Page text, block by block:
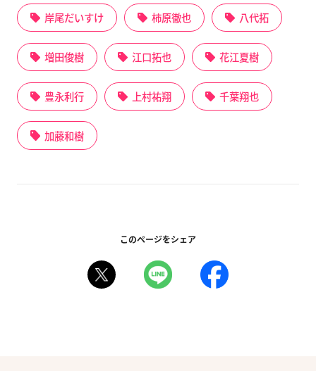
岸尾だいすけ 柿原徹也 八代拓
増田俊樹 江口拓也 花江夏樹
豊永利行 上村祐翔 千葉翔也
加藤和樹
このページをシェア